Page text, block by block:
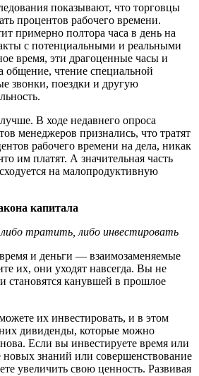
показывают, что торговцы
процентов рабочего времени.
примерно полтора часа в день на
с потенциальными и реальными
время, эти драгоценные часы и
общение, чтение специальной
звонки, поездки и другую
В ходе недавнего опроса
менеджеров признались, что тратят
рабочего времени на дела, никак
им платят. А значительная часть
на малопродуктивную
капитала
тратить, либо инвестировать
и деньги — взаимозаменяемые
их, они уходят навсегда. Вы не
становятся канувшей в прошлое
их инвестировать, и в этом
дивиденды, которые можно
Если вы инвестируете время или
новых знаний или совершенствование
увеличить свою ценность. Развивая